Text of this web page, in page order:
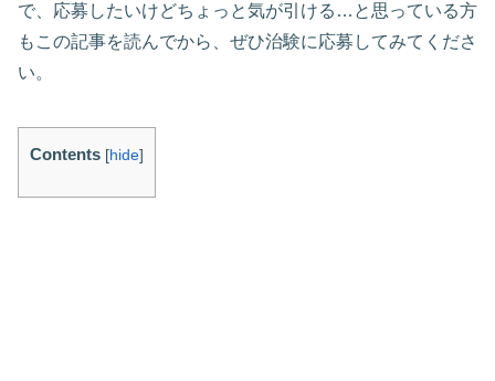
で、応募したいけどちょっと気が引ける…と思っている方
もこの記事を読んでから、ぜひ治験に応募してみてくださ
い。
Contents [hide]